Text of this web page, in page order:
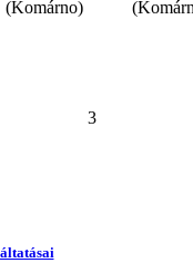
(Komárno)
3